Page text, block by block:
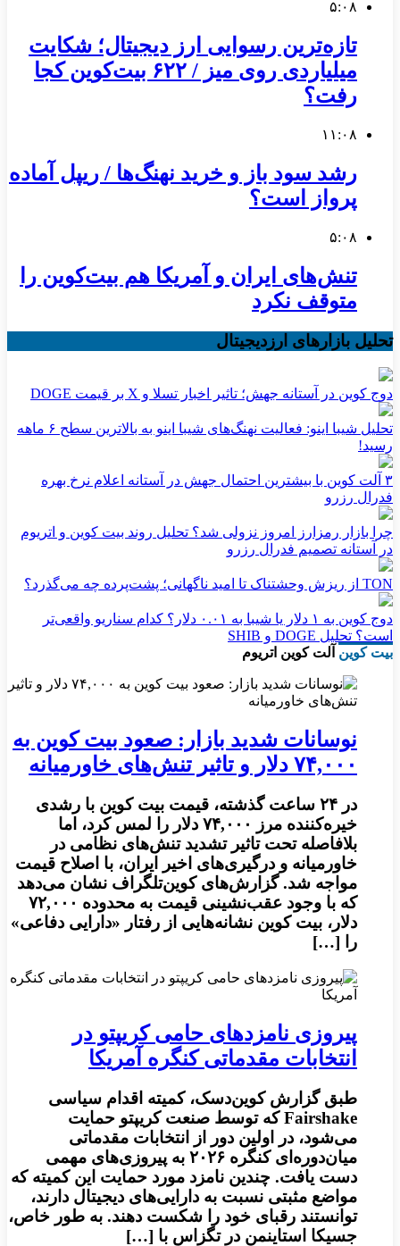
۵:۰۸
تازه‌ترین رسوایی ارز دیجیتال؛ شکایت
میلیاردی روی میز / ۶۲۲ بیت‌کوین کجا
رفت؟
۱۱:۰۸
رشد سود باز و خرید نهنگ‌ها / ریپل آماده
پرواز است؟
۵:۰۸
تنش‌های ایران و آمریکا هم بیت‌کوین را
متوقف نکرد
تحلیل بازارهای ارزدیجیتال
دوج کوین در آستانه جهش؛ تاثیر اخبار تسلا و X بر قیمت DOGE
تحلیل شیبا اینو: فعالیت نهنگ‌های شیبا اینو به بالاترین سطح ۶ ماهه
رسید!
۳ آلت کوین با بیشترین احتمال جهش در آستانه اعلام نرخ بهره
فدرال رزرو
چرا بازار رمزارز امروز نزولی شد؟ تحلیل روند بیت کوین و اتریوم
در آستانه تصمیم فدرال رزرو
TON از ریزش وحشتناک تا امید ناگهانی؛ پشت‌پرده چه می‌گذرد؟
دوج کوین به ۱ دلار یا شیبا به ۰.۰۱ دلار؟ کدام سناریو واقعی‌تر
است؟ تحلیل DOGE و SHIB
بیت کوین آلت کوین اتریوم
نوسانات شدید بازار: صعود بیت کوین به
۷۴,۰۰۰ دلار و تاثیر تنش‌های خاورمیانه
در ۲۴ ساعت گذشته، قیمت بیت کوین با رشدی
خیره‌کننده مرز ۷۴,۰۰۰ دلار را لمس کرد، اما
بلافاصله تحت تاثیر تشدید تنش‌های نظامی در
خاورمیانه و درگیری‌های اخیر ایران، با اصلاح قیمت
مواجه شد. گزارش‌های کوین‌تلگراف نشان می‌دهد
که با وجود عقب‌نشینی قیمت به محدوده ۷۲,۰۰۰
دلار، بیت کوین نشانه‌هایی از رفتار «دارایی دفاعی»
را […]
پیروزی نامزدهای حامی کریپتو در
انتخابات مقدماتی کنگره آمریکا
طبق گزارش کوین‌دسک، کمیته اقدام سیاسی
Fairshake که توسط صنعت کریپتو حمایت
می‌شود، در اولین دور از انتخابات مقدماتی
میان‌دوره‌ای کنگره ۲۰۲۶ به پیروزی‌های مهمی
دست یافت. چندین نامزد مورد حمایت این کمیته که
مواضع مثبتی نسبت به دارایی‌های دیجیتال دارند،
توانستند رقبای خود را شکست دهند. به طور خاص،
جسیکا استاینمن در تگزاس با […]